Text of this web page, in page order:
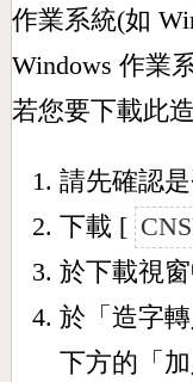
作業系統(如
Windows 作業
若您要下載此
請先確認
下載 [
於下載視
於「造字
下方的「